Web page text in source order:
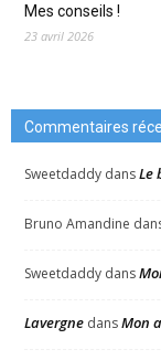
Mes conseils !
23 avril 2026
Commentaires
Sweetdaddy dansLe
Bruno Amandine
Sweetdaddy dans
Lavergne dansMon